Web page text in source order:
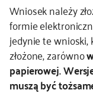
Wniosek należy
formie
jedynie te
złożone, zarówno
papierowej.
muszą być